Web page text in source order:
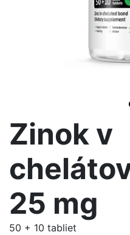
Zinok v
25 mg
50 + 10 tabliet